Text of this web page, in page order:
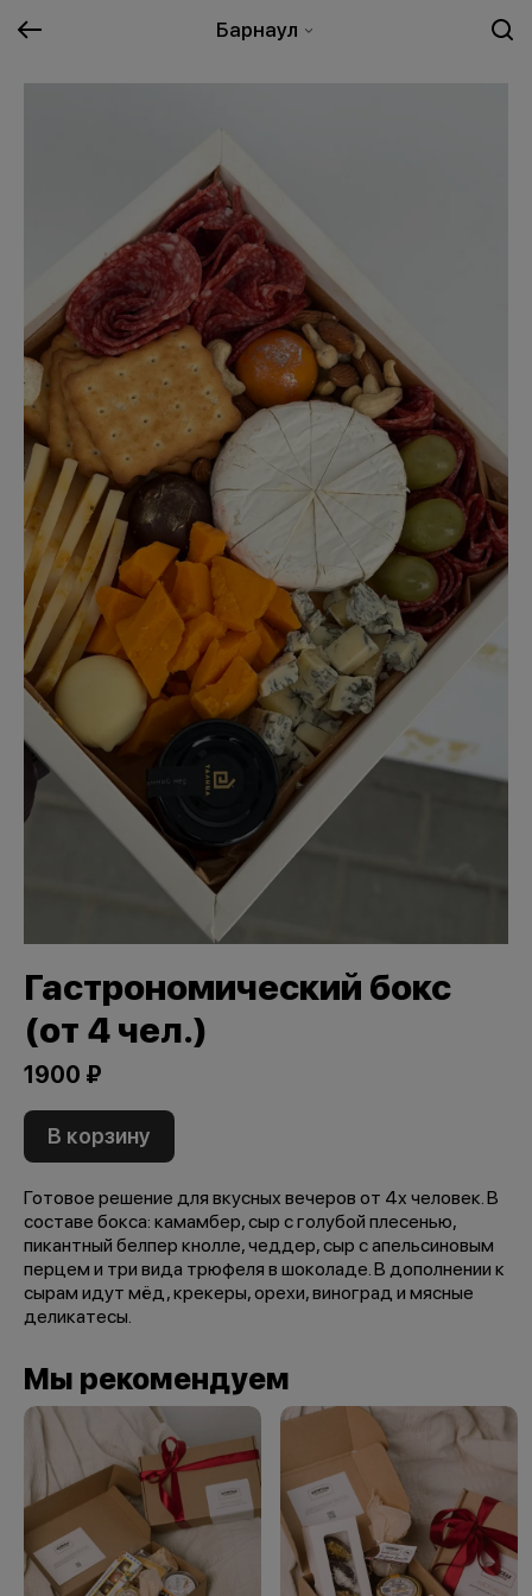
Барнаул
Гастрономический бокс
(от 4 чел.)
1900 ₽
В корзину
Готовое решение для вкусных вечеров от 4х человек. В
составе бокса: камамбер, сыр с голубой плесенью,
пикантный белпер кнолле, чеддер, сыр с апельсиновым
перцем и три вида трюфеля в шоколаде. В дополнении к
сырам идут мёд, крекеры, орехи, виноград и мясные
деликатесы.
Мы рекомендуем